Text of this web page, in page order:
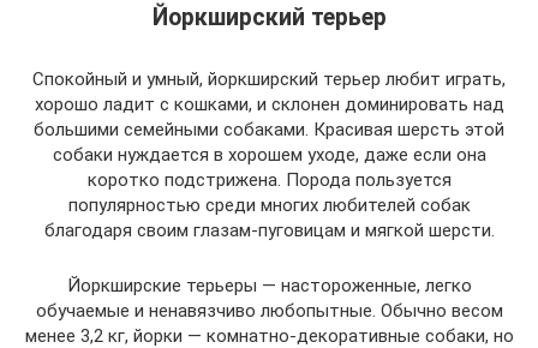
Йоркширский терьер
Спокойный и умный, йоркширский терьер любит играть,
хорошо ладит с кошками, и склонен доминировать над
большими семейными собаками. Красивая шерсть этой
собаки нуждается в хорошем уходе, даже если она
коротко подстрижена. Порода пользуется
популярностью среди многих любителей собак
благодаря своим глазам-пуговицам и мягкой шерсти.
Йоркширские терьеры — настороженные, легко
обучаемые и ненавязчиво любопытные. Обычно весом
менее 3,2 кг, йорки — комнатно-декоративные собаки, но